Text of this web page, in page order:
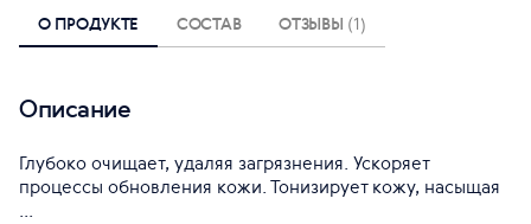
О ПРОДУКТЕ СОСТАВ ОТЗЫВЫ (1)
Описание
Глубоко очищает, удаляя загрязнения. Ускоряет
процессы обновления кожи. Тонизирует кожу, насыщая
...